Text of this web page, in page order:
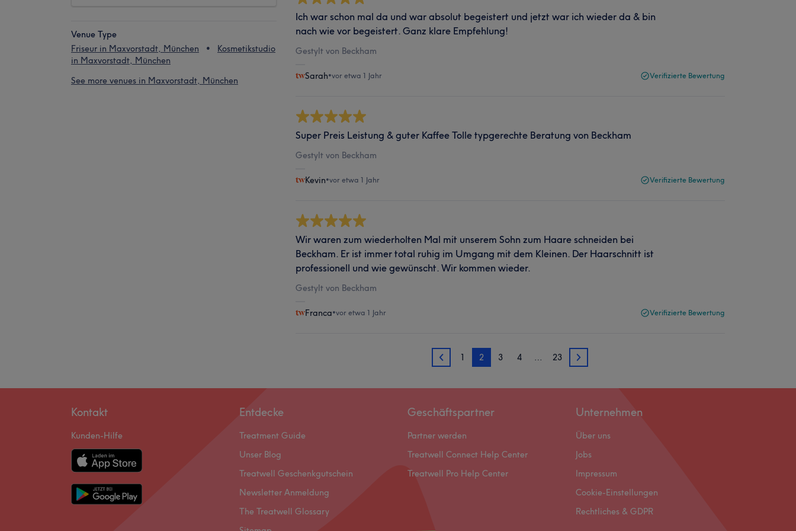
Venue Type
Friseur in Maxvorstadt, München
Kosmetikstudio
in Maxvorstadt, München
See more venues in Maxvorstadt, München
Ich war schon mal da und war absolut begeistert und jetzt war ich wieder da & bin
nach wie vor begeistert. Ganz klare Empfehlung!
Gestylt von Beckham
Sarah•vor etwa 1 Jahr Verifizierte Bewertung
Super Preis Leistung & guter Kaffee Tolle typgerechte Beratung von Beckham
Gestylt von Beckham
Kevin•vor etwa 1 Jahr Verifizierte Bewertung
Wir waren zum wiederholten Mal mit unserem Sohn zum Haare schneiden bei
Beckham. Er ist immer total ruhig im Umgang mit dem Kleinen. Der Haarschnitt ist
professionell und wie gewünscht. Wir kommen wieder.
Gestylt von Beckham
Franca•vor etwa 1 Jahr Verifizierte Bewertung
1 1 2 3 4 … 23 3
Kontakt
Kunden-Hilfe
Entdecke
Treatment Guide
Unser Blog
Treatwell Geschenkgutschein
Newsletter Anmeldung
The Treatwell Glossary
Geschäftspartner
Partner werden
Treatwell Connect Help Center
Treatwell Pro Help Center
Unternehmen
Über uns
Jobs
Impressum
Cookie-Einstellungen
Rechtliches & GDPR